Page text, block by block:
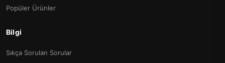
Popüler Ürünler
Bilgi
Sıkça Sorulan Sorular